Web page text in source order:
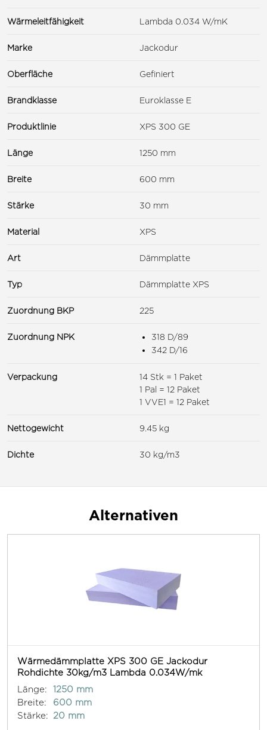
Wärmeleitfähigkeit Lambda 0.034 W/mK
Marke Jackodur
Oberfläche Gefiniert
Brandklasse Euroklasse E
Produktlinie XPS 300 GE
Länge 1250 mm
Breite 600 mm
Stärke 30 mm
Material XPS
Art Dämmplatte
Typ Dämmplatte XPS
Zuordnung BKP 225
Zuordnung NPK
318 D/89
342 D/16
Verpackung
14 Stk = 1 Paket
1 Pal = 12 Paket
1 VVE1 = 12 Paket
Nettogewicht 9.45 kg
Dichte 30 kg/m3
Alternativen
Wärmedämmplatte XPS 300 GE Jackodur
Rohdichte 30kg/m3 Lambda 0.034W/mk
Länge:
1250 mm
Breite:
600 mm
Stärke:
20 mm